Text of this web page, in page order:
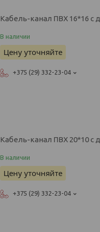
Кабель-канал ПВХ 16*16 с
В наличии
Цену уточняйте
+375 (29) 332-23-04
Кабель-канал ПВХ 20*10 с
В наличии
Цену уточняйте
+375 (29) 332-23-04